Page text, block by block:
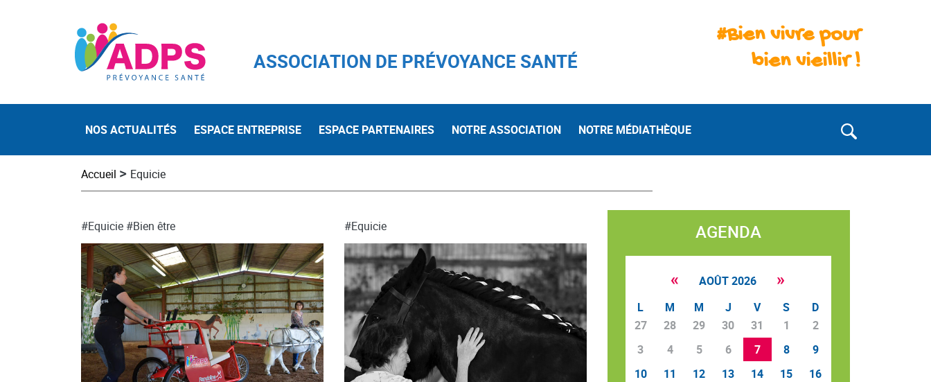
ASSOCIATION DE PRÉVOYANCE SANTÉ
#Bien vivre pour
bien vieillir !
NOS ACTUALITÉS ESPACE ENTREPRISE ESPACE PARTENAIRES NOTRE ASSOCIATION NOTRE MÉDIATHÈQUE
Accueil > Equicie
#Equicie #Bien être #Equicie AGENDA
« AOÛT 2026 »
L M M J V S
D
27
28 29 30 31 1
2
3
4 5 6 7 8
9
10
11 12 13 14 15
16